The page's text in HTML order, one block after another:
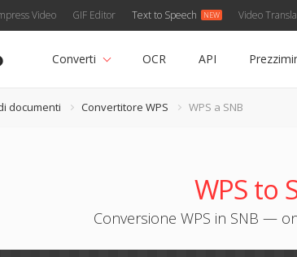
Video GIF Editor Text to Speech Video
Converti OCR API
documenti Convertitore WPS WPS a SNB
WPS to
Conversione WPS in SNB —